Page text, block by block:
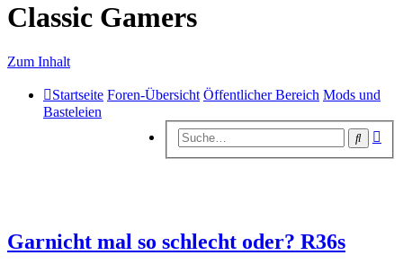
Classic Gamers
Zum Inhalt
Startseite Foren-Übersicht Öffentlicher Bereich Mods und
Basteleien
Suche
Garnicht mal so schlecht oder? R36s